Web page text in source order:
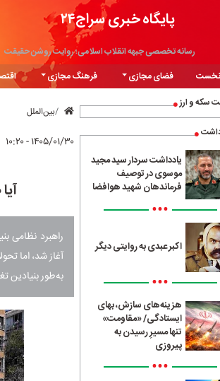
پایگاه خبری سراج۲۴
رسانه تخصصی جبهه انقلاب اسلامی؛ روایت روشن حقیقت
فضای مجازی فرهنگ مجازی
سکه و ارز
یادداشت سردار سید مجید
موسوی در توصیف
فرماندهان شهید هوافضا
•••
اکبر عبدی به روایتی دیگر
•••
هزینه‌های سازش، بهای
ایستادگی/ «مقاومت»
تنها مسیرِ رسیدن به
پیروزی
•••
بین‌الملل
۱۴۰۵/۰۱/۳۰ - ۱۰:۲۰
راهبرد نظامی
آغاز شد، اما
به‌طور بنیادین